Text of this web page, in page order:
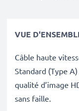
VUE
Câble haute
Standard (Type
qualité d’image
sans faille.